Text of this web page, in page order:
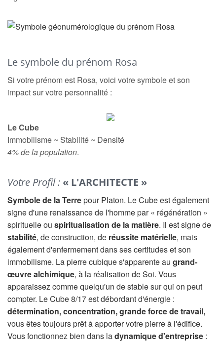
Le symbole du prénom Rosa
Si votre prénom est Rosa, voici votre symbole et son
impact sur votre personnalité :
Le Cube
Immobilisme ~ Stabilité ~ Densité
4% de la population.
Votre Profil : « L'ARCHITECTE »
Symbole de la Terrepour Platon. Le Cube est également
signe d'une renaissance de l'homme par « régénération »
spirituelle ou spiritualisation de la matière. Il est signe de
stabilité, de construction, de réussite matérielle, mais
également d'enfermement dans ses certitudes et son
immobilisme. La pierre cubique s'apparente au grand-
œuvre alchimique, à la réalisation de Soi. Vous
apparaissez comme quelqu'un de stable sur qui on peut
compter. Le Cube 8/17 est débordant d'énergie :
détermination, concentration, grande force de travail,
vous êtes toujours prêt à apporter votre pierre à l'édifice.
Vous fonctionnez bien dans ladynamique d'entreprise :